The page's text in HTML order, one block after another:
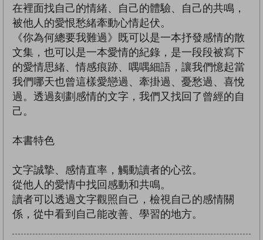
在裡面找自己的情緒、自己的體驗、自己的共鳴，
被他人的愛恨愁緒牽動心情起伏。
《你為何總要我難過》既可以是一本抒發感情的散
文集，也可以是一本愛情的紀錄，是一段段被寫下
的愛情思緒、情感痕跡、喁喁細語，讓我們憶起當
我們哪天也曾這樣愛戀過、牽掛過、憂愁過、喜悅
過。透過刻劃感情的文字，我們又找回了曾經的自
己。
本書特色
文字誠摯、感情直率，觸動讀者的心弦。
從他人的愛情中找回感動和共鳴。
讀者可以透過文字觀照自己，檢視自己的感情關
係，從中看到自己能改善、學習的地方。